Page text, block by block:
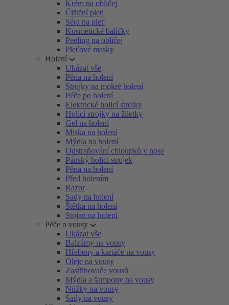
Krém na obličej
Čištění pleti
Séra na pleť
Kosmetické balíčky
Peeling na obličej
Pleťové masky
Holení
Ukázat vše
Pěna na holení
Strojky na mokré holení
Péče po holení
Elektrické holicí strojky
Holicí strojky na žiletky
Gel na holení
Miska na holení
Mýdla na holení
Odstraňování chloupků v nose
Pánský holicí strojek
Pěna na holení
Před holením
Razor
Sady na holení
Štětka na holení
Stojan na holení
Péče o vousy
Ukázat vše
Balzámy na vousy
Hřebeny a kartáče na vousy
Oleje na vousy
Zastřihovače vousů
Mýdla a šampony na vousy
Nůžky na vousy
Sady na vousy